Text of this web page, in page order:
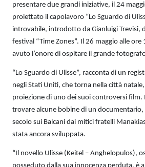
presentare due grandi iniziative, il 24
proiettato il capolavoro “Lo Sguardo di
introvabile, introdotto da Gianluigi Trevisi,
festival “Time Zones”. Il 26 maggio alle
avuto l’onore di ospitare il grande
“Lo Sguardo di Ulisse”, racconta di un
negli Stati Uniti, che torna nella città
proiezione di uno dei suoi controversi
trovare alcune bobine di un documentario,
secolo sui Balcani dai mitici fratelli
stata ancora sviluppata.
“Il novello Ulisse (Keitel – Anghelopulos),